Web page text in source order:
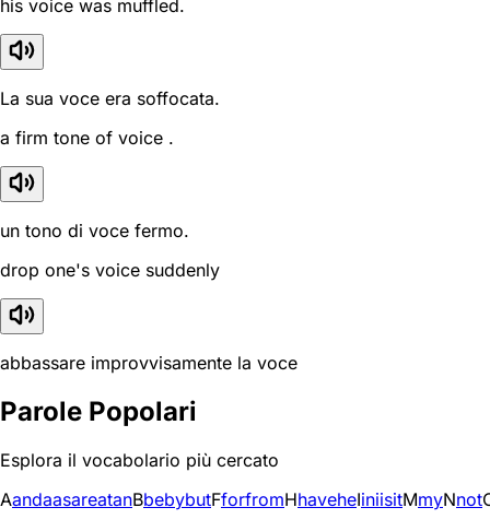
his voice was muffled.
La sua voce era soffocata.
a firm tone of voice .
un tono di voce fermo.
drop one's voice suddenly
abbassare improvvisamente la voce
Parole Popolari
Esplora il vocabolario più cercato
AandaasareatanBbebybutFforfromHhaveheIiniisitMmyNnot